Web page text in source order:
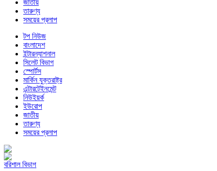
জাতীয়
তারুণ্য
সময়ের প্রলাপ
টপ নিউজ
বাংলাদেশ
ইন্টারন্যাশনাল
সিলেট বিভাগ
স্পোর্টস
মার্কিন যুক্তরাষ্ট্র
এন্টারটেইনমেন্ট
নিউইয়র্ক
ইউরোপ
জাতীয়
তারুণ্য
সময়ের প্রলাপ
বরিশাল বিভাগ